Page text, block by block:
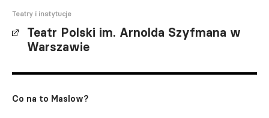
Teatry i instytucje
Teatr Polski im. Arnolda Szyfmana w
Warszawie
Co na to Maslow?